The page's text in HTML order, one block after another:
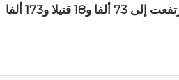
وأشارت إلى أن حصيلة ضحايا الإبادة الإسرائيلية منذ أكتوبر 2023 ارتفعت إلى 73 ألفا و18 قتيلا و173 ألفا